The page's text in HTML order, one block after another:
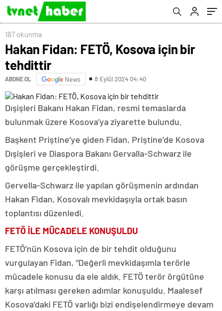
187 okunma
Hakan Fidan: FETÖ, Kosova için bir
tehdittir
ABONE OL News 8 Eylül 2024 04:40
Dışişleri Bakanı Hakan Fidan, resmi temaslarda
bulunmak üzere Kosova’ya ziyarette bulundu.
Başkent Priştine’ye giden Fidan, Priştine’de Kosova
Dışişleri ve Diaspora Bakanı Gervalla-Schwarz ile
görüşme gerçekleştirdi.
Gervella-Schwarz ile yapılan görüşmenin ardından
Hakan Fidan, Kosovalı mevkidaşıyla ortak basın
toplantısı düzenledi.
FETÖ İLE MÜCADELE KONUŞULDU
FETÖ’nün Kosova için de bir tehdit olduğunu
vurgulayan Fidan, “Değerli mevkidaşımla terörle
mücadele konusu da ele aldık. FETÖ terör örgütüne
karşı atılması gereken adımlar konuşuldu. Maalesef
Kosova’daki FETÖ varlığı bizi endişelendirmeye devam